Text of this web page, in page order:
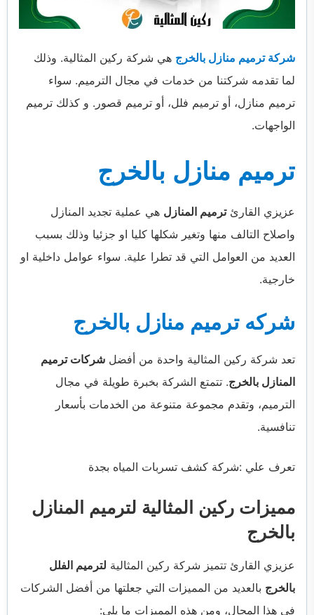
الفرعية
شركة ترميم منازل بالخرج هي شركة ركين المثالية. وذلك
لما تقدمه شركتنا من خدمات في مجال الترميم. سواء
ترميم منازل، أو ترميم فلل، أو ترميم قصور. و كذلك ترميم
الواجهات.
ترميم منازل بالخرج
عزيزي القارئترميم المنازل هي عملية تجديد المنازل
واصلاح التالف منها وتغير شكلها كليا او جزئيا وذلك بسبب
العديد من العوامل التي قد تطرا علية. سواء عوامل داخلية او
خارجية.
شركه ترميم منازل بالخرج
تعد شركة ركين المثالية واحدة من أفضل شركات ترميم
المنازل بالخرج. تتمتع الشركة بخبرة طويلة في مجال
الترميم، وتقدم مجموعة متنوعة من الخدمات بأسعار
تنافسية.
تعرف علي :شركة كشف تسربات المياه بجدة
مميزات ركين المثالية لترميم المنازل
بالخرج
عزيزي القارئ تتميز شركة ركين المثالية لترميم الفلل
بالخرج بالعديد من المميزات التي جعلتها من أفضل الشركات
في هذا المجال، ومن هذه المميزات ما يلي: